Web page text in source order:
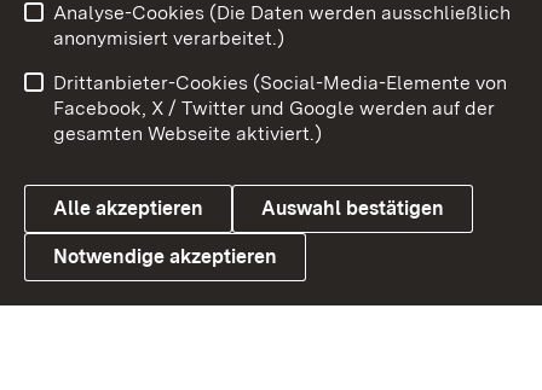
Link zum Landesportal
Impressum
Kontakt
Barrierefreiheit
Datenschutz
Cookies
Analyse-Cookies (Die Daten werden ausschließlich
anonymisiert verarbeitet.)
Drittanbieter-Cookies (Social-Media-Elemente von
Facebook, X / Twitter und Google werden auf der
gesamten Webseite aktiviert.)
Alle akzeptieren Auswahl bestätigen
Notwendige akzeptieren